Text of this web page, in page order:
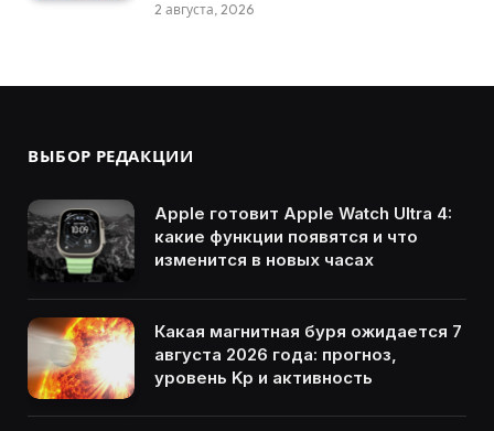
2 августа, 2026
ВЫБОР РЕДАКЦИИ
Apple готовит Apple Watch Ultra 4:
какие функции появятся и что
изменится в новых часах
Какая магнитная буря ожидается 7
августа 2026 года: прогноз,
уровень Kp и активность